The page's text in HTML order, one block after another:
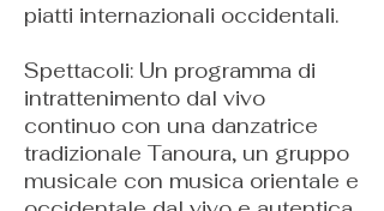
piatti internazionali occidentali.
Spettacoli: Un programma di
intrattenimento dal vivo
continuo con una danzatrice
tradizionale Tanoura, un gruppo
musicale con musica orientale e